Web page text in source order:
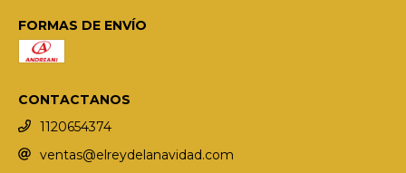
FORMAS DE ENVÍO
CONTACTANOS
1120654374
ventas@elreydelanavidad.com